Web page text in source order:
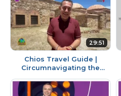
29:51
Chios Travel Guide |
Circumnavigating the
07/04/2026